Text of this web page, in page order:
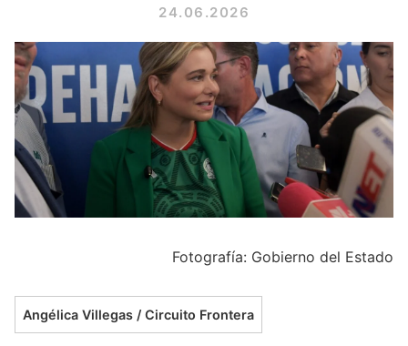
24.06.2026
Fotografía: Gobierno del Estado
Angélica Villegas / Circuito Frontera